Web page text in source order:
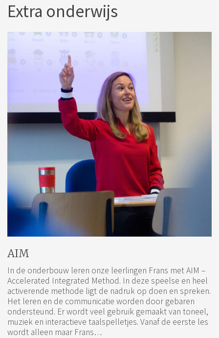
Extra onderwijs
AIM
In de onderbouw leren onze leerlingen Frans met AIM –
Accelerated Integrated Method. In deze speelse en heel
activerende methode ligt de nadruk op doen en spreken.
Het leren en de communicatie worden door gebaren
ondersteund. Er wordt veel gebruik gemaakt van toneel,
muziek en interactieve taalspelletjes. Vanaf de eerste les
wordt alleen maar Frans…